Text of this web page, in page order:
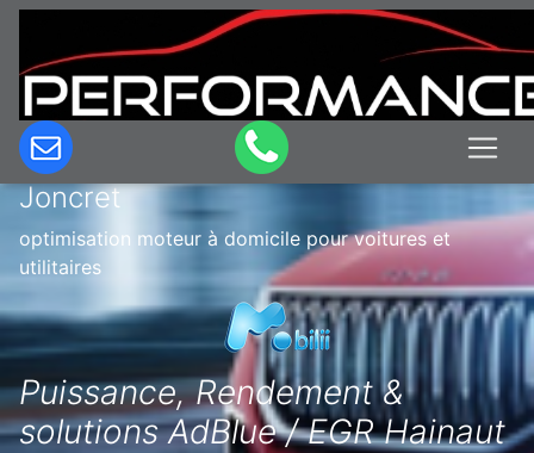
Optimisation & Reprogrammation
moteur à domicile en Belgique à
Joncret
optimisation moteur à domicile pour voitures et
utilitaires
Puissance, Rendement &
solutions AdBlue / EGR Hainaut